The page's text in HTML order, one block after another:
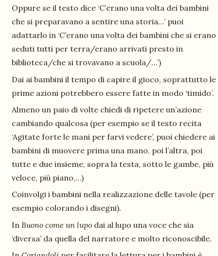
Oppure se il testo dice ‘C’erano una volta dei bambini
che si preparavano a sentire una storia…’ puoi
adattarlo in ‘C’erano una volta dei bambini che si erano
seduti tutti per terra/erano arrivati presto in
biblioteca/che si trovavano a scuola/…’)
Dai ai bambini il tempo di capire il gioco, soprattutto le
prime azioni potrebbero essere fatte in modo ‘timido’.
Almeno un paio di volte chiedi di ripetere un’azione
cambiando qualcosa (per esempio se il testo recita
‘Agitate forte le mani per farvi vedere’, puoi chiedere ai
bambini di muovere prima una mano, poi l’altra, poi
tutte e due insieme, sopra la testa, sotto le gambe, più
veloce, più piano,…)
Coinvolgi i bambini nella realizzazione delle tavole (per
esempio colorando i disegni).
In Buono come un lupo dai al lupo una voce che sia
‘diversa’ da quella del narratore e molto riconoscibile.